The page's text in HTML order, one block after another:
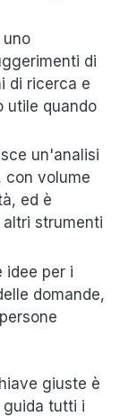
uno
di
di ricerca e
utile quando
un'analisi
con volume
ed è
strumenti
idee per i
domande,
giuste è
guida tutti i